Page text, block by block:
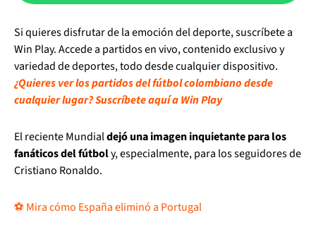
Si quieres disfrutar de la emoción del deporte, suscríbete a
Win Play. Accede a partidos en vivo, contenido exclusivo y
variedad de deportes, todo desde cualquier dispositivo.
¿Quieres ver los partidos del fútbol colombiano desde
cualquier lugar? Suscríbete aquí a Win Play
El reciente Mundialdejó una imagen inquietante para los
fanáticos del fútboly, especialmente, para los seguidores de
Cristiano Ronaldo.
⚽ Mira cómo España eliminó a Portugal